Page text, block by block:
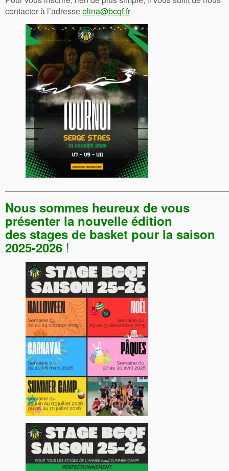
contacter à l’adresseelina@bcqf.fr
Nous sommes heureux de vous
présenter la nouvelle édition
des stages de basket pour la saison
2025-2026 !